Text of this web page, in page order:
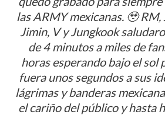
metropolitana
las ARMY mexicanas. 🥹 RM,
Jimin, V y Jungkook
de 4 minutos a miles de
horas esperando bajo el sol
fuera unos segundos a sus
lágrimas y banderas
el cariño del público y hasta